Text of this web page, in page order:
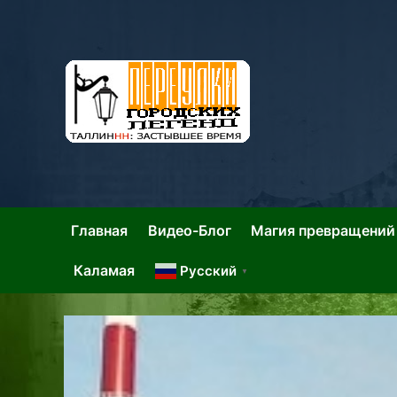
Главная Видео-Блог Магия превращений
Каламая Русский ▼